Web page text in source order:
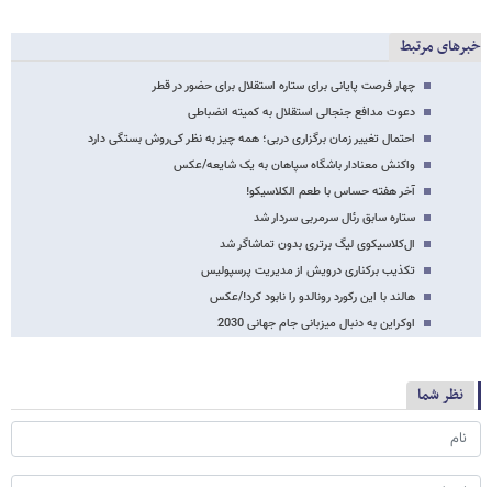
خبرهای مرتبط
چهار فرصت پایانی برای ستاره استقلال برای حضور در قطر
دعوت مدافع جنجالی استقلال به کمیته انضباطی
احتمال تغییر زمان برگزاری دربی؛ همه چیز به نظر کی‌روش بستگی دارد
واکنش معنادار باشگاه سپاهان به یک شایعه/عکس
آخر هفته حساس با طعم الکلاسیکو!
ستاره سابق رئال سرمربی سردار شد
ال‌کلاسیکوی لیگ برتری بدون تماشاگر شد
تکذیب برکناری درویش از مدیریت پرسپولیس
هالند با این رکورد رونالدو را نابود کرد!/عکس
اوکراین به دنبال میزبانی جام جهانی 2030
نظر شما